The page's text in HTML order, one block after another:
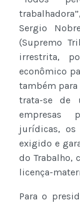
Sergio
(Supremo
irrestrita,
econômico
também para
trata-se de
empresas
jurídicas, os
exigido e
do Trabalho,
licença-
Para o